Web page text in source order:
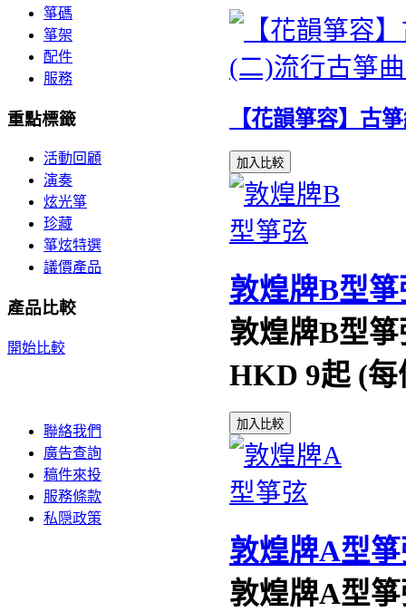
【花韻箏容】古
加入比較
敦煌牌B型箏
敦煌牌B型箏
HKD 9起 (每
加入比較
敦煌牌A型
敦煌牌A型
箏碼
箏架
配件
服務
重點標籤
活動回顧
演奏
炫光箏
珍藏
箏炫特選
議價產品
產品比較
開始比較
聯絡我們
廣告查詢
稿件來投
服務條款
私隠政策